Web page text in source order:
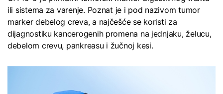
ili sistema za varenje. Poznat je i pod nazivom tumor
marker debelog creva, a najčešće se koristi za
dijagnostiku kancerogenih promena na jednjaku, želucu,
debelom crevu, pankreasu i žučnoj kesi.